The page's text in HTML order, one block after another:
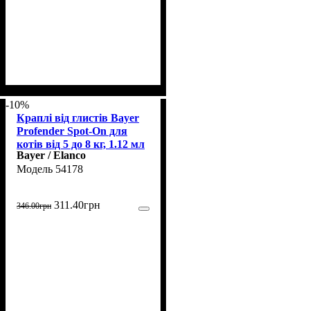
-10%
Краплі від глистів Bayer
Profender Spot-On для
котів від 5 до 8 кг, 1.12 мл
1 пипетка
Bayer / Elanco
54178
346.00грн 311 .40грн